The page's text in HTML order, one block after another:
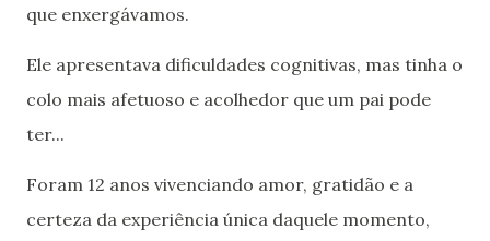
que enxergávamos.
Ele apresentava dificuldades cognitivas, mas tinha o
colo mais afetuoso e acolhedor que um pai pode
ter...
Foram 12 anos vivenciando amor, gratidão e a
certeza da experiência única daquele momento,